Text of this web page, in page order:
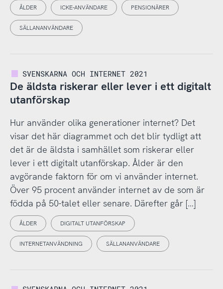
ÅLDER ICKE-ANVÄNDARE PENSIONÄRER
SÄLLANANVÄNDARE
SVENSKARNA OCH INTERNET 2021
De äldsta riskerar eller lever i ett digitalt
utanförskap
Hur använder olika generationer internet? Det
visar det här diagrammet och det blir tydligt att
det är de äldsta i samhället som riskerar eller
lever i ett digitalt utanförskap. Ålder är den
avgörande faktorn för om vi använder internet.
Över 95 procent använder internet av de som är
födda på 50-talet eller senare. Därefter går […]
ÅLDER DIGITALT UTANFÖRSKAP
INTERNETANVÄNDNING SÄLLANANVÄNDARE